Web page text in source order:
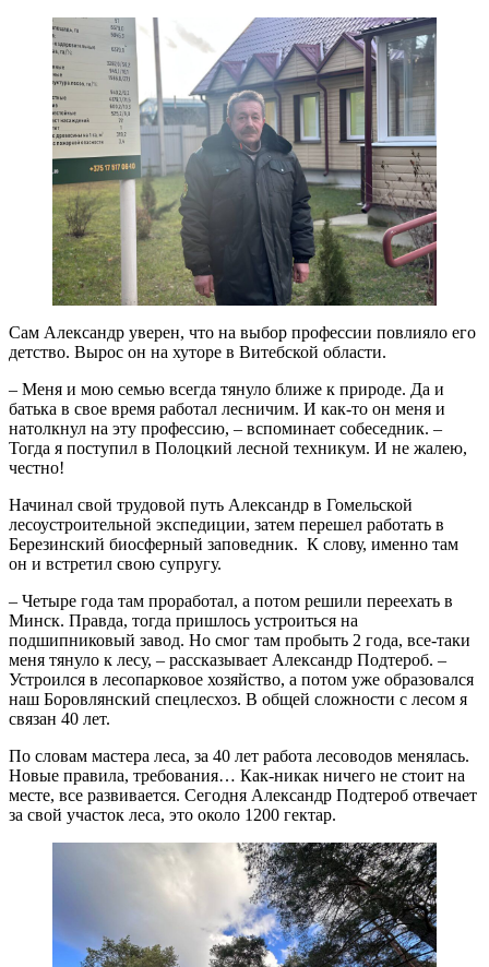
Сам Александр уверен, что на выбор профессии повлияло его
детство. Вырос он на хуторе в Витебской области.
– Меня и мою семью всегда тянуло ближе к природе. Да и
батька в свое время работал лесничим. И как-то он меня и
натолкнул на эту профессию, – вспоминает собеседник. –
Тогда я поступил в Полоцкий лесной техникум. И не жалею,
честно!
Начинал свой трудовой путь Александр в Гомельской
лесоустроительной экспедиции, затем перешел работать в
Березинский биосферный заповедник. К слову, именно там
он и встретил свою супругу.
– Четыре года там проработал, а потом решили переехать в
Минск. Правда, тогда пришлось устроиться на
подшипниковый завод. Но смог там пробыть 2 года, все-таки
меня тянуло к лесу, – рассказывает Александр Подтероб. –
Устроился в лесопарковое хозяйство, а потом уже образовался
наш Боровлянский спецлесхоз. В общей сложности с лесом я
связан 40 лет.
По словам мастера леса, за 40 лет работа лесоводов менялась.
Новые правила, требования… Как-никак ничего не стоит на
месте, все развивается. Сегодня Александр Подтероб отвечает
за свой участок леса, это около 1200 гектар.